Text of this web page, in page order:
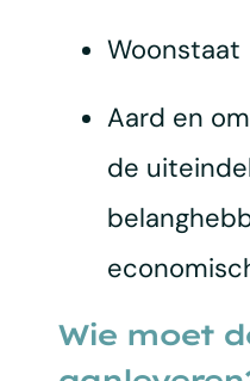
Woonstaat
Aard en
de
Wie moet